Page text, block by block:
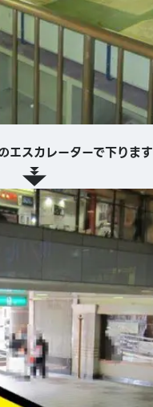
エスカレーターで下ります